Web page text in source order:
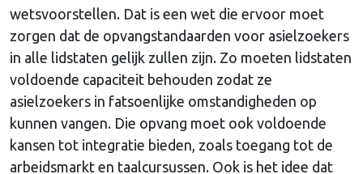
wetsvoorstellen. Dat is een wet die ervoor moet
zorgen dat de opvangstandaarden voor asielzoekers
in alle lidstaten gelijk zullen zijn. Zo moeten lidstaten
voldoende capaciteit behouden zodat ze
asielzoekers in fatsoenlijke omstandigheden op
kunnen vangen. Die opvang moet ook voldoende
kansen tot integratie bieden, zoals toegang tot de
arbeidsmarkt en taalcursussen. Ook is het idee dat